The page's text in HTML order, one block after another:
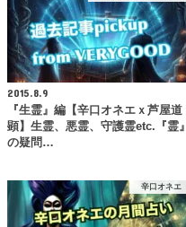
2015.8.9
『生霊』編【辛口オネエｘ芦屋道
顕】生霊、悪霊、守護霊etc.『霊』
の疑問…
辛口オネエ